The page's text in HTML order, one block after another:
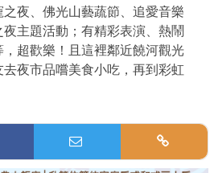
夜、佛光山藝蔬節、追愛音樂
主題活動；有精彩表演、熱鬧
超歡樂！且這裡鄰近饒河觀光
夜市品嚐美食小吃，再到彩虹